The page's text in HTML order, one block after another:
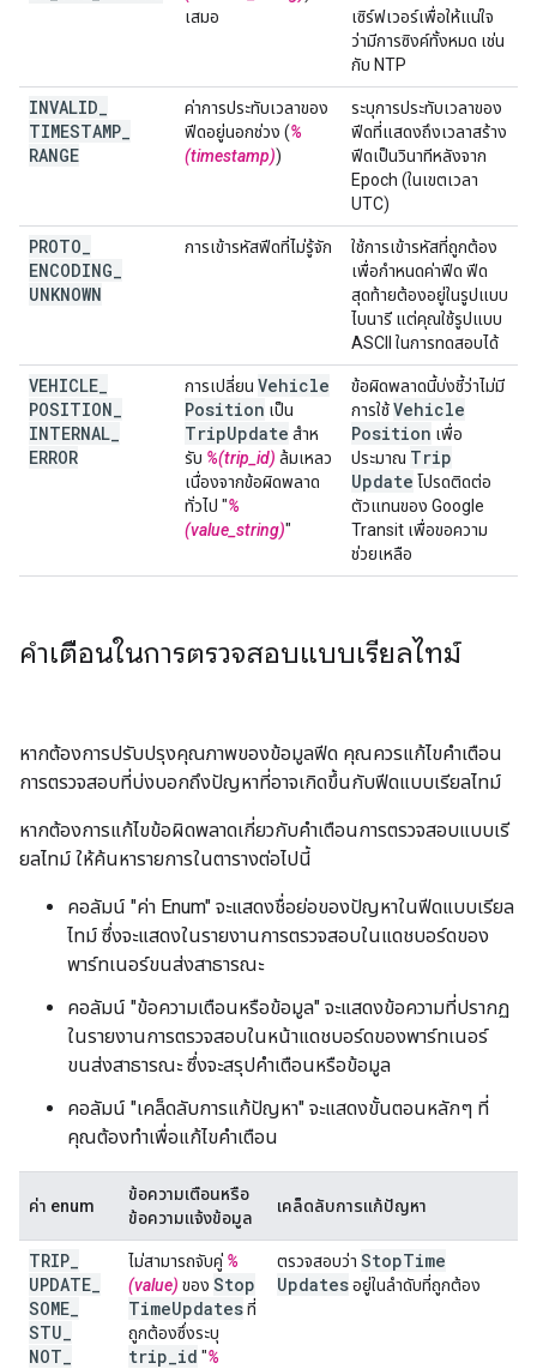
เสมอ
เซิร์ฟเวอร์เพื่อให้แน่ใจ
ว่ามีการซิงค์ทั้งหมด เช่น
กับ NTP
INVALID
TIMESTAMP
RANGE
ค่าการประทับเวลาของ
ฟีดอยู่นอกช่วง (%
(timestamp))
ระบุการประทับเวลาของ
ฟีดที่แสดงถึงเวลาสร้าง
ฟีดเป็นวินาทีหลังจาก
Epoch (ในเขตเวลา
UTC)
PROTO
ENCODING
UNKNOWN
การเข้ารหัสฟีดที่ไม่รู้จัก
ใช้การเข้ารหัสที่ถูกต้อง
เพื่อกําหนดค่าฟีด ฟีด
สุดท้ายต้องอยู่ในรูปแบบ
ไบนารี แต่คุณใช้รูปแบบ
ASCII ในการทดสอบได้
VEHICLE
POSITION
INTERNAL
ERROR
การเปลี่ยน Vehicle
Position เป็น
TripUpdate สําห
รับ %(trip_id) ล้มเหลว
เนื่องจากข้อผิดพลาด
ทั่วไป "%
(value_string)"
ข้อผิดพลาดนี้บ่งชี้ว่าไม่มี
การใช้Vehicle
Position เพื่อ
ประมาณ Trip
Update โปรดติดต่อ
ตัวแทนของ Google
Transit เพื่อขอความ
ช่วยเหลือ
คำเตือนในการตรวจสอบแบบเรียลไทม์
หากต้องการปรับปรุงคุณภาพของข้อมูลฟีด คุณควรแก้ไขคำเตือน
การตรวจสอบที่บ่งบอกถึงปัญหาที่อาจเกิดขึ้นกับฟีดแบบเรียลไทม์
หากต้องการแก้ไขข้อผิดพลาดเกี่ยวกับคำเตือนการตรวจสอบแบบเรี
ยลไทม์ ให้ค้นหารายการในตารางต่อไปนี้
คอลัมน์ "ค่า Enum" จะแสดงชื่อย่อของปัญหาในฟีดแบบเรียล
ไทม์ ซึ่งจะแสดงในรายงานการตรวจสอบในแดชบอร์ดของ
พาร์ทเนอร์ขนส่งสาธารณะ
คอลัมน์ "ข้อความเตือนหรือข้อมูล" จะแสดงข้อความที่ปรากฏ
ในรายงานการตรวจสอบในหน้าแดชบอร์ดของพาร์ทเนอร์
ขนส่งสาธารณะ ซึ่งจะสรุปคำเตือนหรือข้อมูล
คอลัมน์ "เคล็ดลับการแก้ปัญหา" จะแสดงขั้นตอนหลักๆ ที่
คุณต้องทำเพื่อแก้ไขคำเตือน
ค่า enum
ข้อความเตือนหรือ
ข้อความแจ้งข้อมูล
เคล็ดลับการแก้ปัญหา
TRIP
UPDATE
SOME
STU
NOT
ไม่สามารถจับคู่ %
(value) ของ Stop
TimeUpdatesที่
ถูกต้องซึ่งระบุ
trip id "%
ตรวจสอบว่า StopTime
Updatesอยู่ในลําดับที่ถูกต้อง